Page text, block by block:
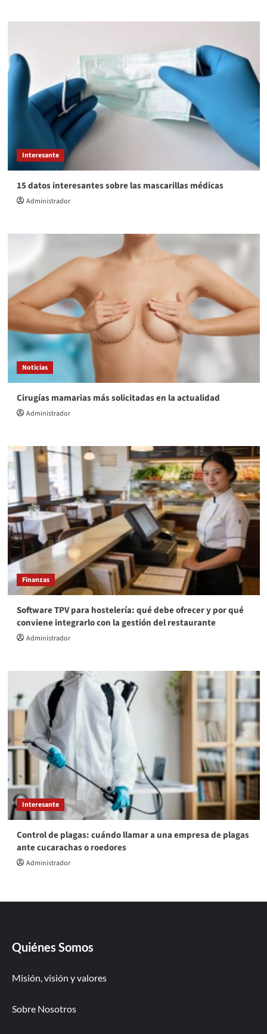
Interesante
15 datos interesantes sobre las mascarillas médicas
Administrador
Noticias
Cirugías mamarias más solicitadas en la actualidad
Administrador
Finanzas
Software TPV para hostelería: qué debe ofrecer y por qué
conviene integrarlo con la gestión del restaurante
Administrador
Interesante
Control de plagas: cuándo llamar a una empresa de plagas
ante cucarachas o roedores
Administrador
Quiénes Somos
Misión, visión y valores
Sobre Nosotros